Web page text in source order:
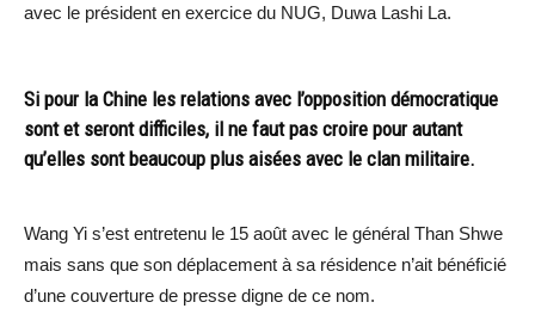
avec le président en exercice du NUG, Duwa Lashi La.
Si pour la Chine les relations avec l’opposition démocratique
sont et seront difficiles, il ne faut pas croire pour autant
qu’elles sont beaucoup plus aisées avec le clan militaire.
Wang Yi s’est entretenu le 15 août avec le général Than Shwe
mais sans que son déplacement à sa résidence n’ait bénéficié
d’une couverture de presse digne de ce nom.